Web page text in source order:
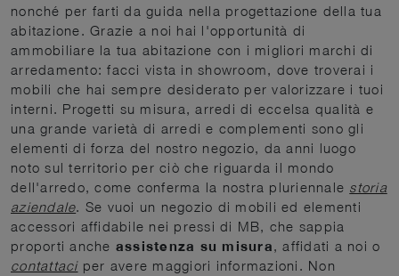
nonché per farti da guida nella progettazione della tua
abitazione. Grazie a noi hai l'opportunità di
ammobiliare la tua abitazione con i migliori marchi di
arredamento: facci vista in showroom, dove troverai i
mobili che hai sempre desiderato per valorizzare i tuoi
interni. Progetti su misura, arredi di eccelsa qualità e
una grande varietà di arredi e complementi sono gli
elementi di forza del nostro negozio, da anni luogo
noto sul territorio per ciò che riguarda il mondo
dell'arredo, come conferma la nostra pluriennale storia
aziendale. Se vuoi un negozio di mobili ed elementi
accessori affidabile nei pressi di MB, che sappia
proporti anche assistenza su misura, affidati a noi o
contattaciper avere maggiori informazioni. Non